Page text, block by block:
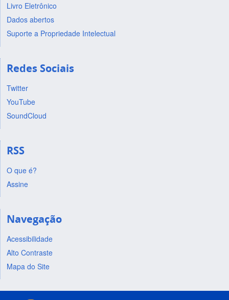
Livro Eletrônico
Dados abertos
Suporte a Propriedade Intelectual
Redes Sociais
Twitter
YouTube
SoundCloud
RSS
O que é?
Assine
Navegação
Acessibilidade
Alto Contraste
Mapa do Site